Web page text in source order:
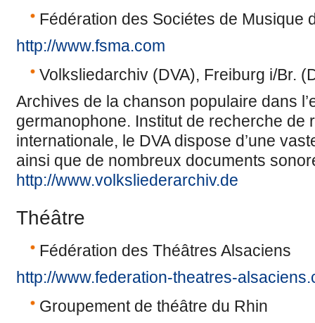
Fédération des Sociétes de Musique
http://www.fsma.com
Volksliedarchiv (DVA), Freiburg i/Br.
Archives de la chanson populaire dans
germanophone. Institut de recherche de
internationale, le DVA dispose d’une
ainsi que de nombreux documents
http://www.volksliederarchiv.de
Théâtre
Fédération des Théâtres Alsaciens
http://www.federation-theatres-
Groupement de théâtre du Rhin